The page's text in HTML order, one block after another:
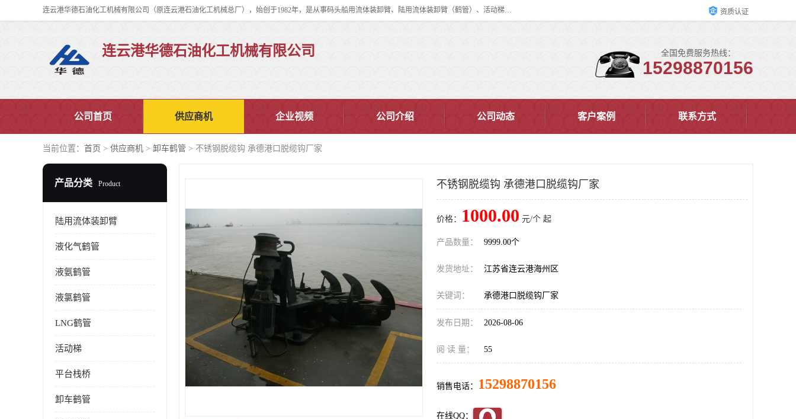
连云港华德石油化工机械有限公司（原连云港石油化工机械总厂），始创于1982年，是从事码头船用流体装卸臂、陆用流体装卸臂（鹤管）、活动梯、钢构平台、定量装车系统等全系列流体装卸设备的设计、制造、销售以及服务的专业供应商。 资质认证
连云港华德石油化工机械有限公司 全国免费服务热线：
15298870156
公司首页 供应商机 企业视频 公司介绍 公司动态 客户案例 联系方式
当前位置： 首页 > 供应商机 > 卸车鹤管 > 不锈钢脱缆钩 承德港口脱缆钩厂家
产品分类 Product
陆用流体装卸臂
液化气鹤管
液氨鹤管
液氯鹤管
LNG鹤管
活动梯
平台栈桥
卸车鹤管
不锈钢脱缆钩 承德港口脱缆钩厂家
价格： 1000.00 元/个 起
产品数量： 9999.00个
发货地址： 江苏省连云港海州区
关键词： 承德港口脱缆钩厂家
发布日期： 2026-08-06
阅 读 量： 55
销售电话： 15298870156
在线QQ：